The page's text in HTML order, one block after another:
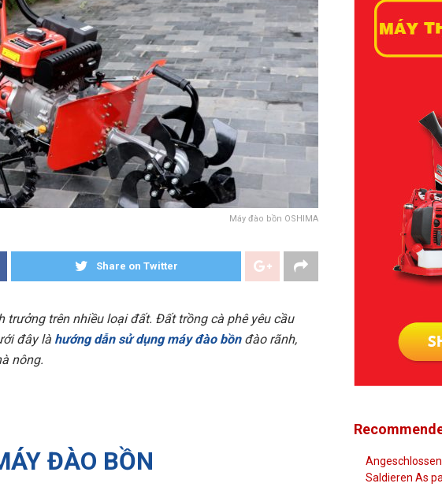
Máy đào bồn OSHIMA
Share on Twitter
trưởng trên nhiều loại đất. Đất trồng cà phê yêu cầu
đây là hướng dẫn sử dụng máy đào bồnđào rãnh,
nông.
ĐÀO BỒN
Saldieren As